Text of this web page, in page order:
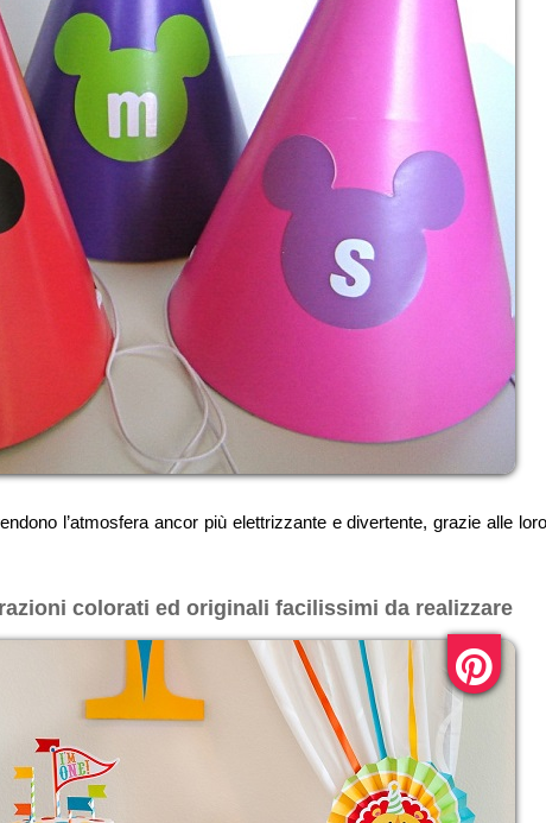
l’atmosfera ancor più elettrizzante e divertente, grazie alle
colorati ed originali facilissimi da realizzare